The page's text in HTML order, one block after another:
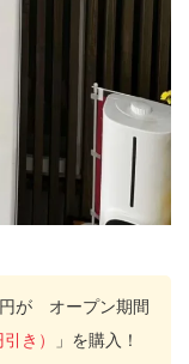
が オープン期間
き） 」を購入！